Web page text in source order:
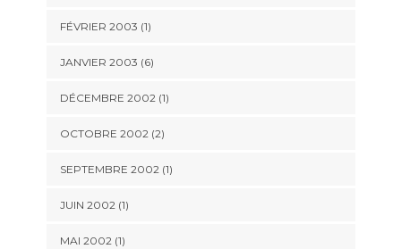
FÉVRIER 2003 (1)
JANVIER 2003 (6)
DÉCEMBRE 2002 (1)
OCTOBRE 2002 (2)
SEPTEMBRE 2002 (1)
JUIN 2002 (1)
MAI 2002 (1)